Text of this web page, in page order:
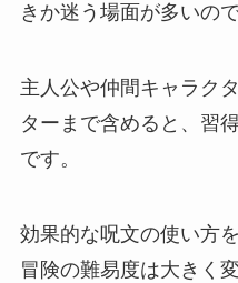
きか迷う場面が多いの
主人公や仲間キャラク
ターまで含めると、習
です。
効果的な呪文の使い方
冒険の難易度は大きく